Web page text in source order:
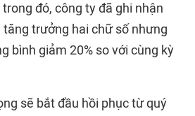
đó, công ty đã ghi nhận
trưởng hai chữ số nhưng
bình giảm 20% so với cùng kỳ
sẽ bắt đầu hồi phục từ quý